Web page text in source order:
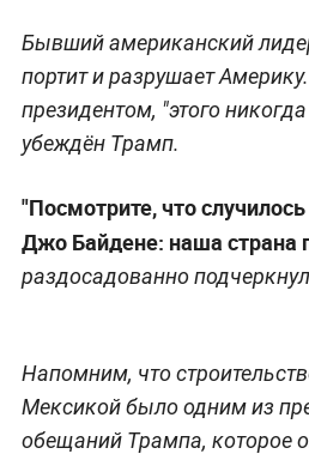
Бывший американский
портит и разрушает
президентом, "этого
убеждён Трамп.
"Посмотрите, что
Джо Байдене: наша страна
раздосадованно
Напомним, что
Мексикой было одним из
обещаний Трампа, которое